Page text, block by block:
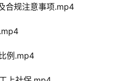
合规注意事项.mp4
例.mp4